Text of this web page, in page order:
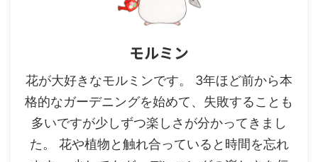
モルミン
花が大好きなモルミンです。 3年ほど前から本
格的なガーデニングを始めて、失敗することも
多いですが少しずつ楽しさが分かってきまし
た。 花や植物と触れ合っていると時間を忘れ